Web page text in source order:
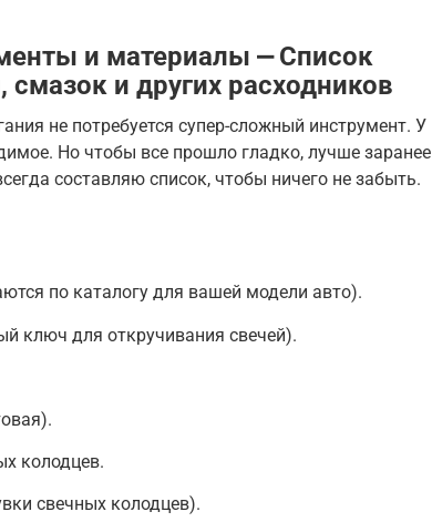
и материалы ⎼ Список
смазок и других расходников
не потребуется супер-сложный инструмент. У
Но чтобы все прошло гладко, лучше заранее
составляю список, чтобы ничего не забыть.
по каталогу для вашей модели авто).
ключ для откручивания свечей).
колодцев.
свечных колодцев).